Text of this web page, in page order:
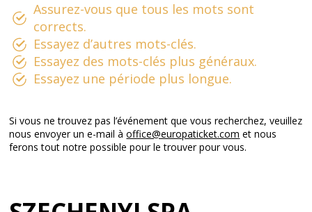
Assurez-vous que tous les mots sont
corrects.
Essayez d’autres mots-clés.
Essayez des mots-clés plus généraux.
Essayez une période plus longue.
Si vous ne trouvez pas l’événement que vous recherchez, veuillez
nous envoyer un e-mail àoffice@europaticket.com et nous
ferons tout notre possible pour le trouver pour vous.